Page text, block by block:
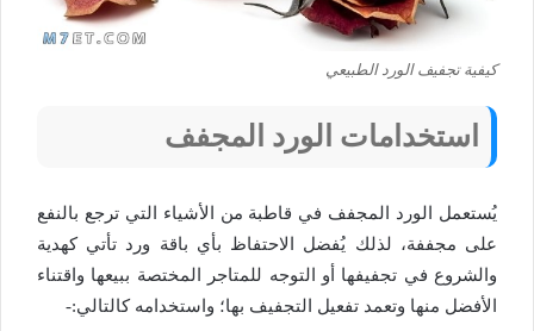
كيفية تجفيف الورد الطبيعي
استخدامات الورد المجفف
يُستعمل الورد المجفف في قاطبة من الأشياء التي ترجع بالنفع
على مجففة، لذلك يُفضل الاحتفاظ بأي باقة ورد تأتي كهدية
والشروع في تجفيفها أو التوجه للمتاجر المختصة ببيعها واقتناء
الأفضل منها وتعمد تفعيل التجفيف بها؛ واستخدامه كالتالي:-